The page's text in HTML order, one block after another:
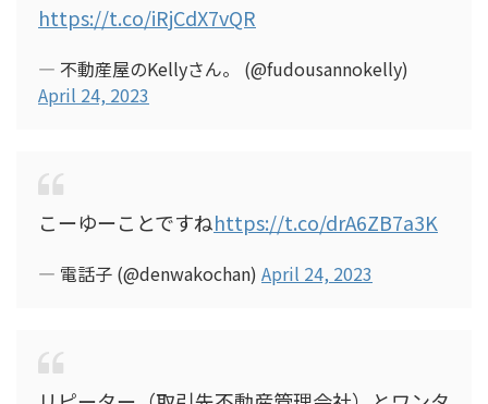
https://t.co/iRjCdX7vQR
— 不動産屋のKellyさん。 (@fudousannokelly)
April 24, 2023
こーゆーことですねhttps://t.co/drA6ZB7a3K
— 電話子 (@denwakochan) April 24, 2023